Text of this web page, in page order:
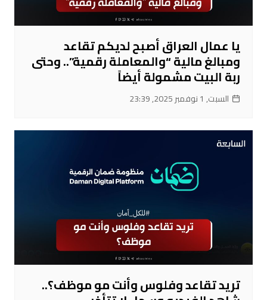
يا عمال العراق أصبح لديكم تقاعد
ومبالغ مالية “والمعاملة رقمية”.. وحتى
ربة البيت مشمولة أيضاً
السبت, 1 نوفمبر 2025, 23:39
تريد تقاعد وفلوس وأنت مو موظف؟..